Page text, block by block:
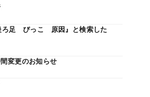
足 びっこ 原因』と検索した
変更のお知らせ